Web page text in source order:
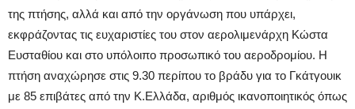
της πτήσης, αλλά και από την οργάνωση που υπάρχει,
εκφράζοντας τις ευχαριστίες του στον αερολιμενάρχη Κώστα
Ευσταθίου και στο υπόλοιπο προσωπικό του αεροδρομίου. Η
πτήση αναχώρησε στις 9.30 περίπου το βράδυ για το Γκάτγουικ
με 85 επιβάτες από την Κ.Ελλάδα, αριθμός ικανοποιητικός όπως